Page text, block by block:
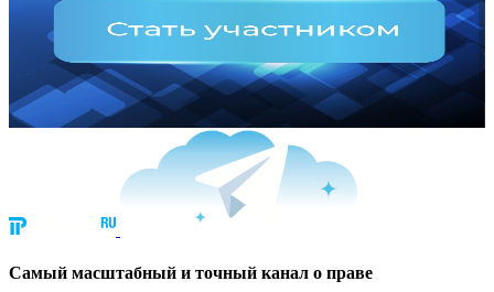
Cамый масштабный и точный канал о праве